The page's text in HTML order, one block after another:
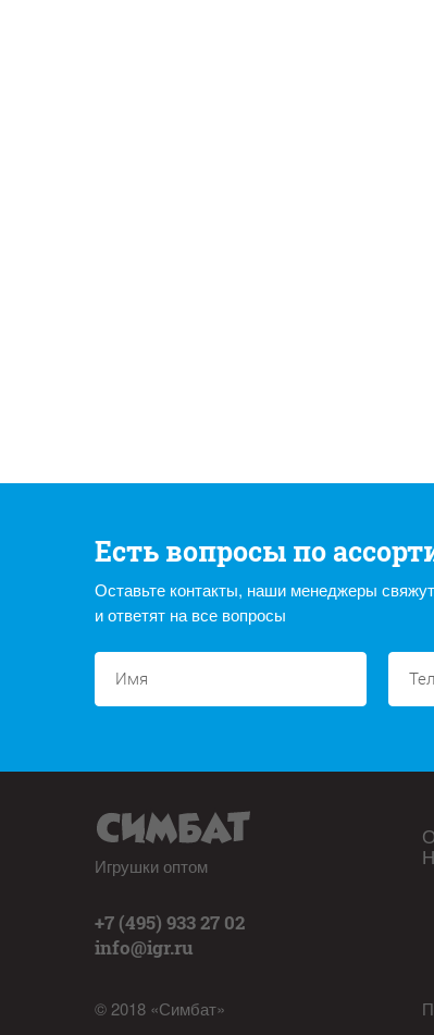
Есть вопросы по
Оставьте контакты, наши менеджеры
и ответят на все вопросы
Игрушки оптом
+7 (495) 933 27 02
info@igr.ru
© 2018 «Симбат»